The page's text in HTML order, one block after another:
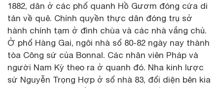
1882, dân ở các phố quanh Hồ Gươm đóng cửa di
tản về quê. Chính quyền thực dân đóng trụ sở
hành chính tạm ở đình chùa và các nhà vắng chủ.
Ở phố Hàng Gai, ngôi nhà số 80-82 ngày nay thành
tòa Công sứ của Bonnal. Các nhân viên Pháp và
người Nam Kỳ theo ra ở quanh đó. Nha kinh lược
sứ Nguyễn Trọng Hợp ở số nhà 83, đối diện bên kia